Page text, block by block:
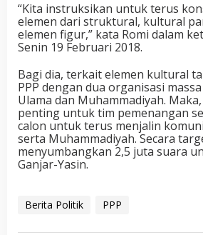
“Kita instruksikan untuk terus
elemen dari struktural, kultural
elemen figur,” kata Romi dalam
Senin 19 Februari 2018.
Bagi dia, terkait elemen kultural
PPP dengan dua organisasi
Ulama dan Muhammadiyah.
penting untuk tim pemenangan
calon untuk terus menjalin
serta Muhammadiyah. Secara
menyumbangkan 2,5 juta suara
Ganjar-Yasin.
Berita Politik PPP